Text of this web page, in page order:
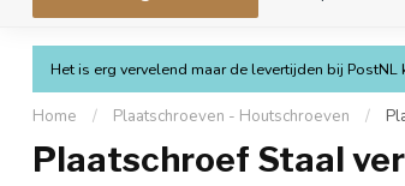
Het is erg vervelend maar de levertijden bij
Home / Plaatschroeven - Houtschroeven /
Plaatschroef Staal